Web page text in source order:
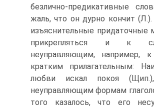
безлично-предикативные
жаль, что он дурно кончит
изъяснительные придаточные
прикрепляться и к
неуправляющим, например,
кратким прилагательным:
любви искал покоя
неуправляющим формам
того казалось, что его